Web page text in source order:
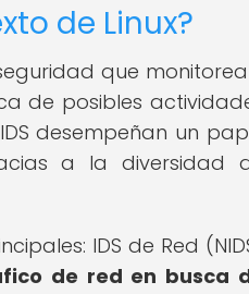
de Linux?
que
de posibles
desempeñan un
a la diversidad
IDS de Red
de red en busca